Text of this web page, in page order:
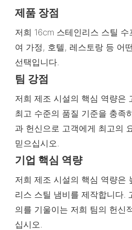
제품 장점
저희 16cm 스테인리스 스틸
여 가정, 호텔, 레스토랑 등 어
선택입니다.
팀 강점
저희 제조 시설의 핵심 역량은
최고 수준의 품질 기준을 충족
과 헌신으로 고객에게 최고의
믿으십시오.
기업 핵심 역량
저희 제조 시설의 핵심 역량은
리스 스틸 냄비를 제작합니다.
의를 기울이는 저희 팀의 헌신
십시오.